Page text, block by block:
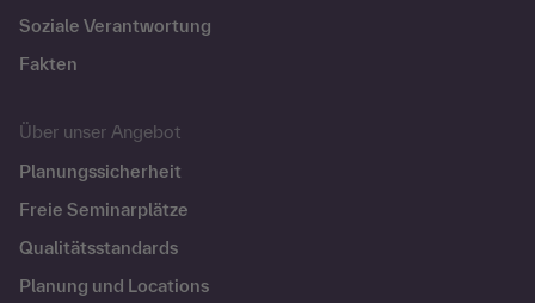
Soziale Verantwortung
Fakten
Über unser Angebot
Planungssicherheit
Freie Seminarplätze
Qualitätsstandards
Planung und Locations